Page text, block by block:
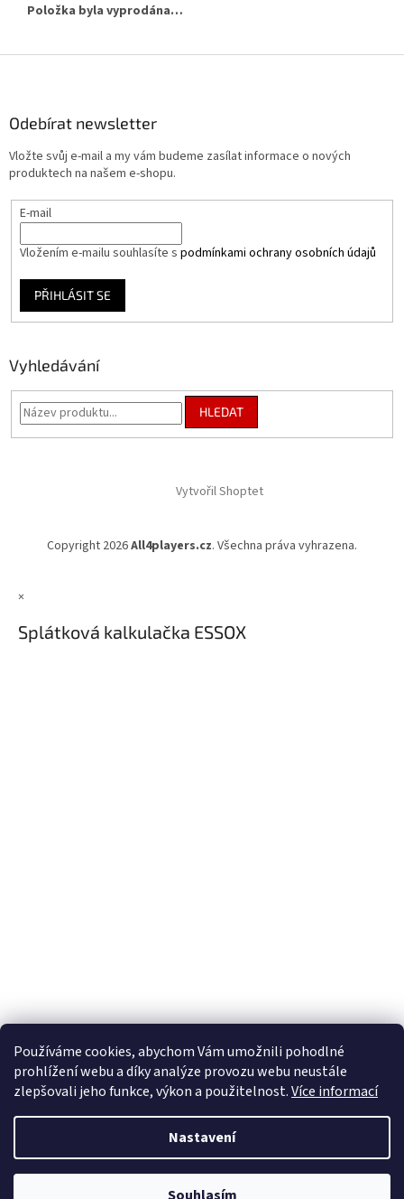
Používáme cookies, abychom Vám umožnili pohodlné
prohlížení webu a díky analýze provozu webu neustále
zlepšovali jeho funkce, výkon a použitelnost.Více informací
Nastavení
Položka byla vyprodána…
Odebírat newsletter
Vložte svůj e-mail a my vám budeme zasílat informace o nových
produktech na našem e-shopu.
E-mail
Vložením e-mailu souhlasíte s podmínkami ochrany osobních údajů
PŘIHLÁSIT SE
Vyhledávání
HLEDAT
Vytvořil Shoptet
Copyright 2026All4players.cz. Všechna práva vyhrazena.
×
Splátková kalkulačka ESSOX